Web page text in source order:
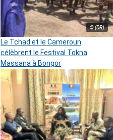
© (DR)
Le Tchad et le Cameroun
célèbrent le Festival Tokna
Massana à Bongor